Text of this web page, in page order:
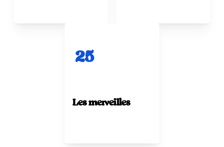
25
Les merveilles